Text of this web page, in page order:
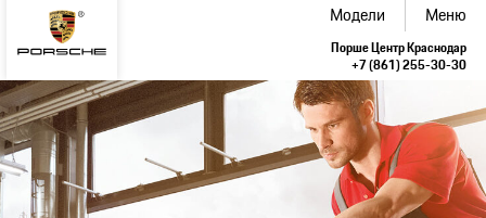
Модели Меню
Порше Центр Краснодар
+7 (861) 255-30-30